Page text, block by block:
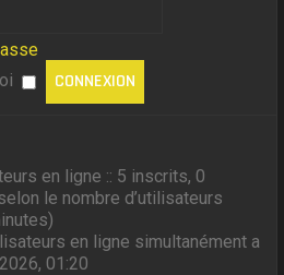
en ligne :: 5 inscrits, 0
le nombre d’utilisateurs
en ligne simultanément a
01:20